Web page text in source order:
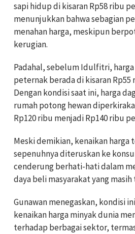
sapi hidup di kisaran Rp58 ribu
menunjukkan bahwa sebagian
menahan harga, meskipun
kerugian.
Padahal, sebelum Idulfitri,
peternak berada di kisaran
Dengan kondisi saat ini, harga
rumah potong hewan
Rp120 ribu menjadi Rp140 ribu
Meski demikian, kenaikan
sepenuhnya diteruskan ke
cenderung berhati-hati dalam
daya beli masyarakat yang
Gunawan menegaskan, kondisi
kenaikan harga minyak dunia
terhadap berbagai sektor,